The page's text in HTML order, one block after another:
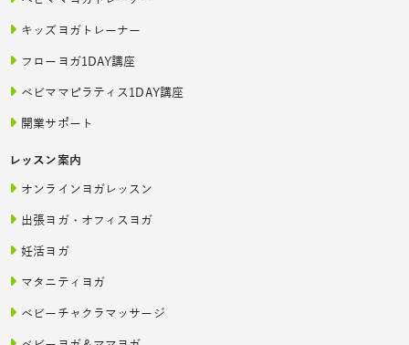
キッズヨガトレーナー
フローヨガ1DAY講座
ベビママピラティス1DAY講座
開業サポート
レッスン案内
オンラインヨガレッスン
出張ヨガ・オフィスヨガ
妊活ヨガ
マタニティヨガ
ベビーチャクラマッサージ